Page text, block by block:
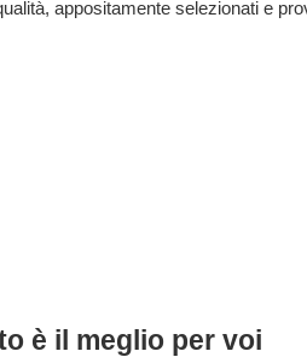
appositamente selezionati e
è il meglio per voi